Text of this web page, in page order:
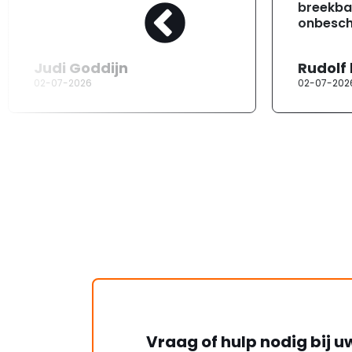
Judi Goddijn
02-07-2026
Rudolf
02-07-
Vraag of hulp nodig bij